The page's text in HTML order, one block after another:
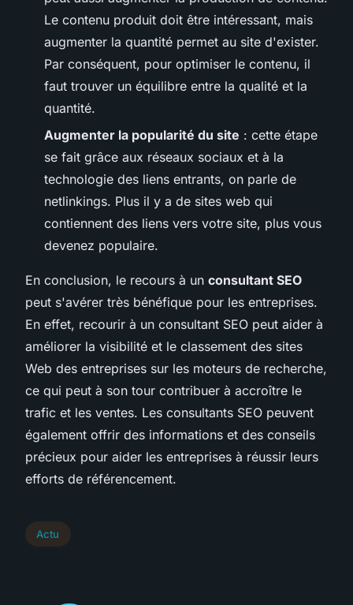
Le contenu produit doit être intéressant, mais
augmenter la quantité permet au site d'exister.
Par conséquent, pour optimiser le contenu, il
faut trouver un équilibre entre la qualité et la
quantité.
Augmenter la popularité du site : cette étape
se fait grâce aux réseaux sociaux et à la
technologie des liens entrants, on parle de
netlinkings. Plus il y a de sites web qui
contiennent des liens vers votre site, plus vous
devenez populaire.
En conclusion, le recours à un consultant SEO
peut s'avérer très bénéfique pour les entreprises.
En effet, recourir à un consultant SEO peut aider à
améliorer la visibilité et le classement des sites
Web des entreprises sur les moteurs de recherche,
ce qui peut à son tour contribuer à accroître le
trafic et les ventes. Les consultants SEO peuvent
également offrir des informations et des conseils
précieux pour aider les entreprises à réussir leurs
efforts de référencement.
Actu